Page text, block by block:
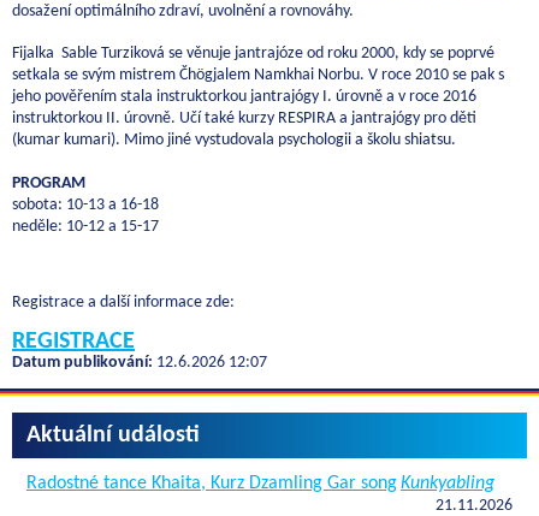
dosažení optimálního zdraví, uvolnění a rovnováhy.
Fijalka Sable Turziková se věnuje jantrajóze od roku 2000, kdy se poprvé
setkala se svým mistrem Čhögjalem Namkhai Norbu. V roce 2010 se pak s
jeho pověřením stala instruktorkou jantrajógy I. úrovně a v roce 2016
instruktorkou II. úrovně. Učí také kurzy RESPIRA a jantrajógy pro děti
(kumar kumari). Mimo jiné vystudovala psychologii a školu shiatsu.
PROGRAM
sobota: 10-13 a 16-18
neděle: 10-12 a 15-17
Registrace a další informace zde:
REGISTRACE
Datum publikování: 12.6.2026 12:07
Aktuální události
Radostné tance Khaita, Kurz Dzamling Gar songKunkyabling
21.11.2026